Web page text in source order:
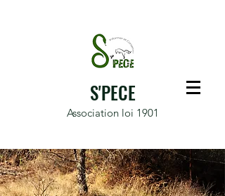
Association loi 1901
S'PECE